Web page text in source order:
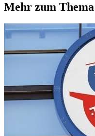
Mehr zum Thema